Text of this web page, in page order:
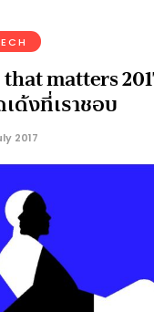
that matters
ด้งที่เราชอบ
2017